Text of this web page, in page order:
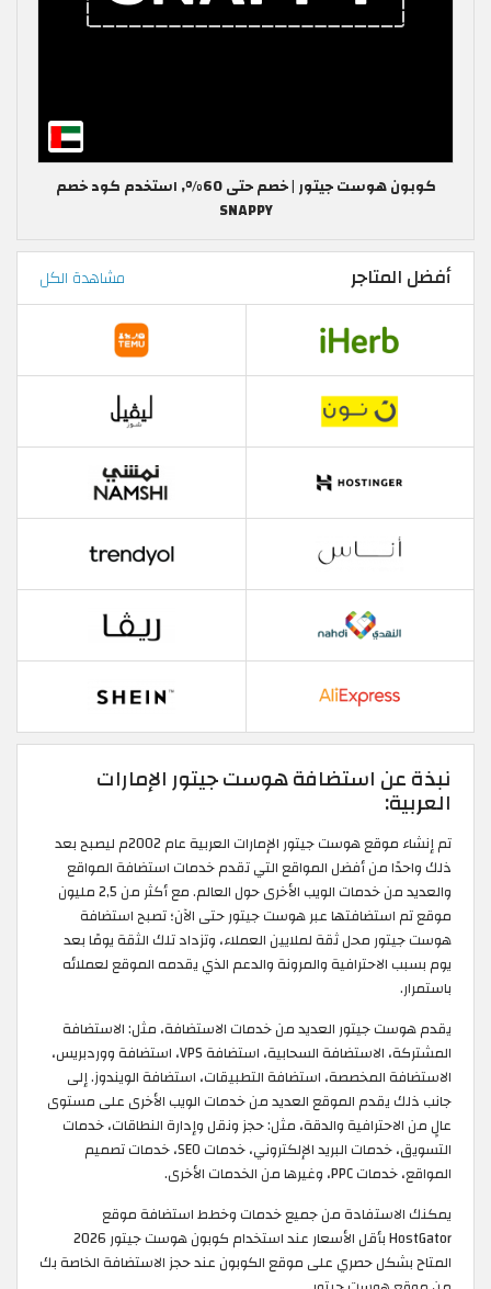
كوبون هوست جيتور | خصم حتى 60%, استخدم كود خصم
SNAPPY
أفضل المتاجر مشاهدة الكل
نبذة عن استضافة هوست جيتور الإمارات
العربية:
تم إنشاء موقع هوست جيتور الإمارات العربية عام 2002م ليصبح بعد
ذلك واحدًا من أفضل المواقع التي تقدم خدمات استضافة المواقع
والعديد من خدمات الويب الأخرى حول العالم. مع أكثر من 2,5 مليون
موقع تم استضافتها عبر هوست جيتور حتى الآن؛ تصبح استضافة
هوست جيتور محل ثقة لملايين العملاء، وتزداد تلك الثقة يومًا بعد
يوم بسبب الاحترافية والمرونة والدعم الذي يقدمه الموقع لعملائه
باستمرار.
يقدم هوست جيتور العديد من خدمات الاستضافة، مثل: الاستضافة
المشتركة، الاستضافة السحابية، استضافة VPS، استضافة ووردبريس،
الاستضافة المخصصة، استضافة التطبيقات، استضافة الويندوز. إلى
جانب ذلك يقدم الموقع العديد من خدمات الويب الأخرى على مستوى
عالٍ من الاحترافية والدقة، مثل: حجز ونقل وإدارة النطاقات، خدمات
التسويق، خدمات البريد الإلكتروني، خدمات SEO، خدمات تصميم
المواقع، خدمات PPC، وغيرها من الخدمات الأخرى.
يمكنك الاستفادة من جميع خدمات وخطط استضافة موقع
HostGator بأقل الأسعار عند استخدام كوبون هوست جيتور 2026
المتاح بشكل حصري على موقع الكوبون عند حجز الاستضافة الخاصة بك